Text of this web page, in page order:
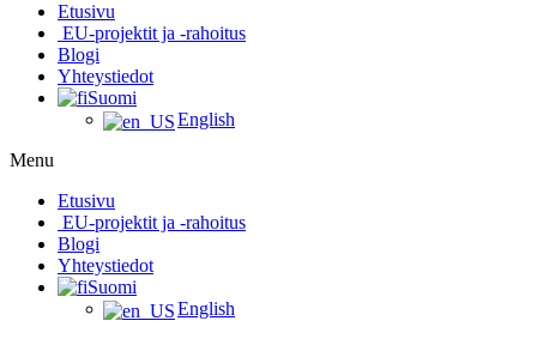
Etusivu
EU-projektit ja -rahoitus
Blogi
Yhteystiedot
Suomi
English
Menu
Etusivu
EU-projektit ja -rahoitus
Blogi
Yhteystiedot
Suomi
English